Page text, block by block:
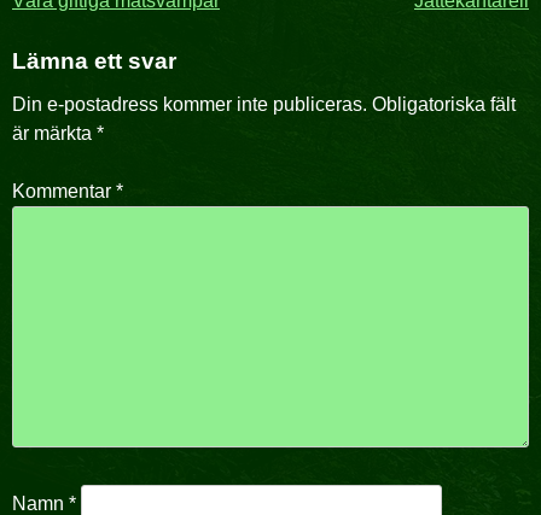
Inläggsnavigering
Lämna ett svar
Din e-postadress kommer inte publiceras. Obligatoriska fält
är märkta *
Kommentar *
Namn *